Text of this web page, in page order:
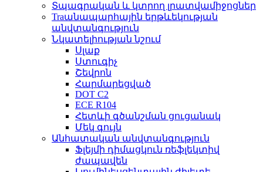
Տպագրական և կտրող լրատվամիջոցներ
Traանապարհային երթևեկության
անվտանգություն
Նկատելիության նշում
Սլաք
Ստուգիչ
Շեվրոն
Հարմարեցված
DOT C2
ECE R104
Հետևի գծանշման ցուցանակ
Մեկ գույն
Անհատական ​​անվտանգություն
Ֆլեյմի դիմացկուն ռեֆլեկտիվ
ժապավեն